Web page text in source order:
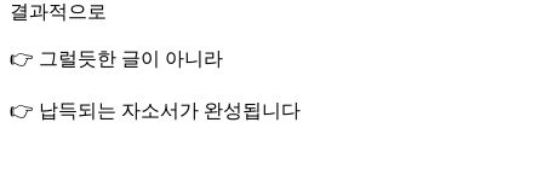
결과적으로
👉 그럴듯한 글이 아니라
👉 납득되는 자소서가 완성됩니다